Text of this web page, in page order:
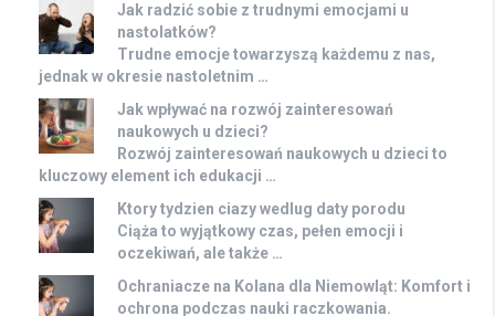
Jak radzić sobie z trudnymi emocjami u
nastolatków?
Trudne emocje towarzyszą każdemu z nas,
jednak w okresie nastoletnim …
Jak wpływać na rozwój zainteresowań
naukowych u dzieci?
Rozwój zainteresowań naukowych u dzieci to
kluczowy element ich edukacji …
Ktory tydzien ciazy wedlug daty porodu
Ciąża to wyjątkowy czas, pełen emocji i
oczekiwań, ale także …
Ochraniacze na Kolana dla Niemowląt: Komfort i
ochrona podczas nauki raczkowania.